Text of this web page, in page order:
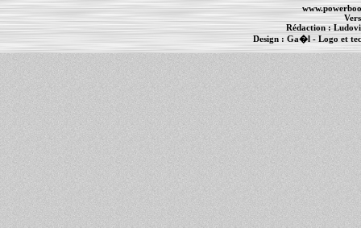
Rédaction :
Design : Ga�l- Logo et
MacBook Pro -